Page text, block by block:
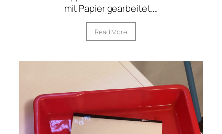
mit Papier gearbeitet….
Read More